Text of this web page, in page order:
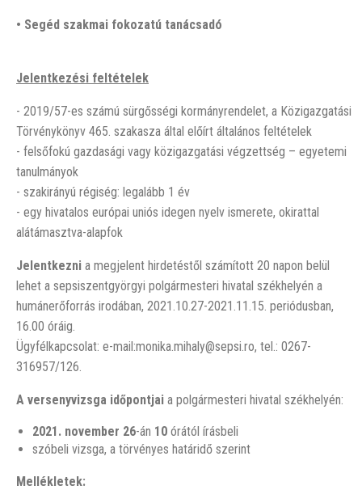
• Segéd szakmai fokozatú tanácsadó
Jelentkezési feltételek
- 2019/57-es számú sürgősségi kormányrendelet, a Közigazgatási
Törvénykönyv 465. szakasza által előírt általános feltételek
- felsőfokú gazdasági vagy közigazgatási végzettség – egyetemi
tanulmányok
- szakirányú régiség: legalább 1 év
- egy hivatalos európai uniós idegen nyelv ismerete, okirattal
alátámasztva-alapfok
Jelentkezni a megjelent hirdetéstől számított 20 napon belül
lehet a sepsiszentgyörgyi polgármesteri hivatal székhelyén a
humánerőforrás irodában, 2021.10.27-2021.11.15. periódusban,
16.00 óráig.
Ügyfélkapcsolat: e-mail:monika.mihaly@sepsi.ro, tel.: 0267-
316957/126.
A versenyvizsga időpontjai a polgármesteri hivatal székhelyén:
2021. november 26-án 10 órától írásbeli
szóbeli vizsga, a törvényes határidő szerint
Mellékletek: